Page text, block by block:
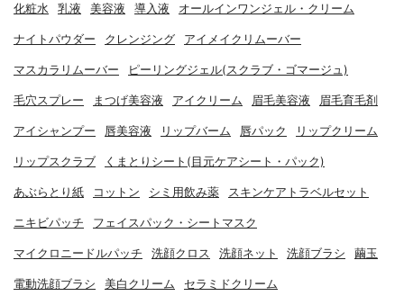
化粧水 乳液 美容液 導入液 オールインワンジェル・クリーム
ナイトパウダー クレンジング アイメイクリムーバー
マスカラリムーバー ピーリングジェル(スクラブ・ゴマージュ)
毛穴スプレー まつげ美容液 アイクリーム 眉毛美容液 眉毛育毛剤
アイシャンプー 唇美容液 リップバーム 唇パック リップクリーム
リップスクラブ くまとりシート(目元ケアシート・パック)
あぶらとり紙 コットン シミ用飲み薬 スキンケアトラベルセット
ニキビパッチ フェイスパック・シートマスク
マイクロニードルパッチ 洗顔クロス 洗顔ネット 洗顔ブラシ 繭玉
電動洗顔ブラシ 美白クリーム セラミドクリーム